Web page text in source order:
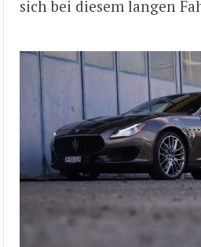
sich bei diesem langen